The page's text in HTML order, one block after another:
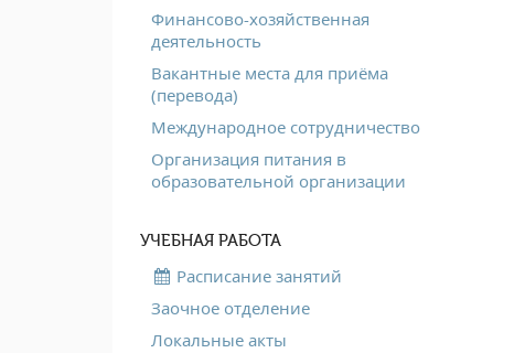
Финансово-хозяйственная
деятельность
Вакантные места для приёма
(перевода)
Международное сотрудничество
Организация питания в
образовательной организации
УЧЕБНАЯ РАБОТА
Расписание занятий
Заочное отделение
Локальные акты